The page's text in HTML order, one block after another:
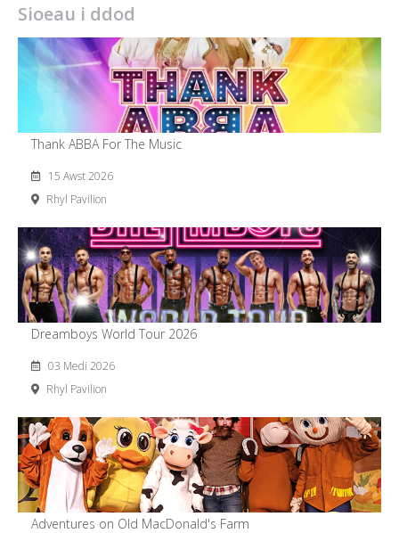
Sioeau i ddod
Thank ABBA For The Music
15 Awst 2026
Rhyl Pavilion
Dreamboys World Tour 2026
03 Medi 2026
Rhyl Pavilion
Adventures on Old MacDonald's Farm